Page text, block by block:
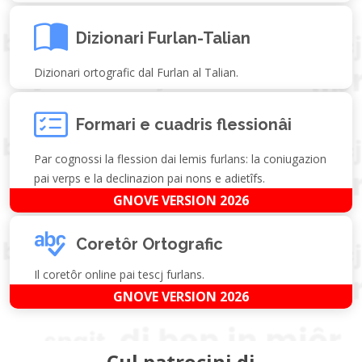
Dizionari Furlan-Talian
Dizionari ortografic dal Furlan al Talian.
Formari e cuadris flessionâi
Par cognossi la flession dai lemis furlans: la coniugazion
pai verps e la declinazion pai nons e adietîfs.
GNOVE VERSION 2026
Coretôr Ortografic
Il coretôr online pai tescj furlans.
GNOVE VERSION 2026